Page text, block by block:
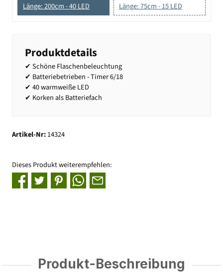
Länge: 200cm - 40 LED
Länge: 75cm - 15 LED
Produktdetails
✔ Schöne Flaschenbeleuchtung
✔ Batteriebetrieben - Timer 6/18
✔ 40 warmweiße LED
✔ Korken als Batteriefach
Artikel-Nr:14324
Dieses Produkt weiterempfehlen:
Produkt-Beschreibung